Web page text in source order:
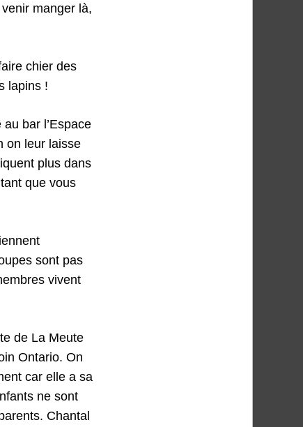
manger là,
chier des
lapins !
bar l’Espace
on leur laisse
plus dans
que vous
sont pas
vivent
de La Meute
Ontario. On
car elle a sa
ne sont
Chantal